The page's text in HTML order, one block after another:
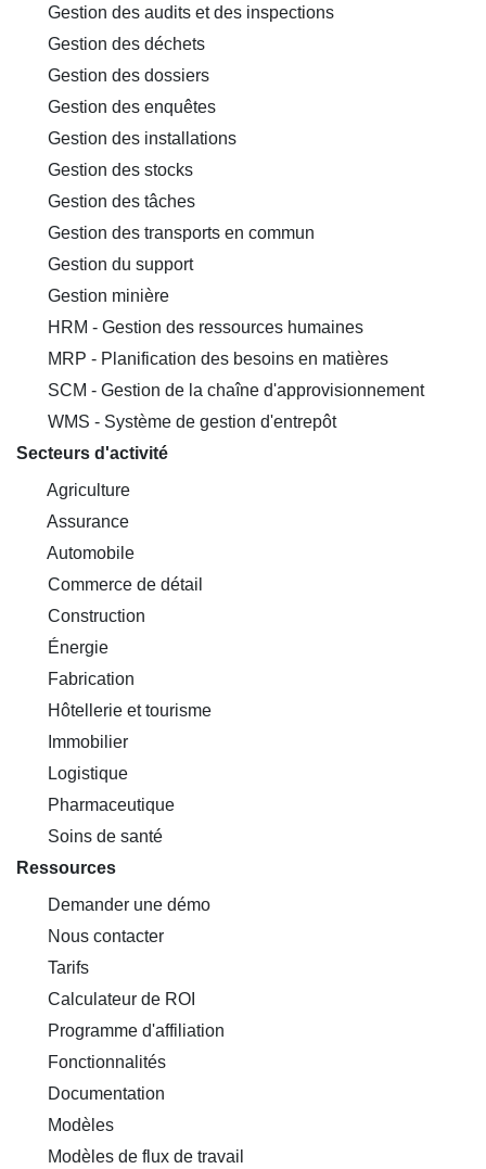
Gestion des audits et des inspections
Gestion des déchets
Gestion des dossiers
Gestion des enquêtes
Gestion des installations
Gestion des stocks
Gestion des tâches
Gestion des transports en commun
Gestion du support
Gestion minière
HRM - Gestion des ressources humaines
MRP - Planification des besoins en matières
SCM - Gestion de la chaîne d'approvisionnement
WMS - Système de gestion d'entrepôt
Secteurs d'activité
Agriculture
Assurance
Automobile
Commerce de détail
Construction
Énergie
Fabrication
Hôtellerie et tourisme
Immobilier
Logistique
Pharmaceutique
Soins de santé
Ressources
Demander une démo
Nous contacter
Tarifs
Calculateur de ROI
Programme d'affiliation
Fonctionnalités
Documentation
Modèles
Modèles de flux de travail